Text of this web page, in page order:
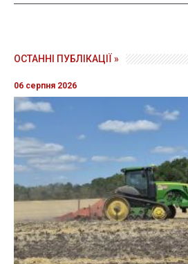
ОСТАННІ ПУБЛІКАЦІЇ »
06 серпня 2026